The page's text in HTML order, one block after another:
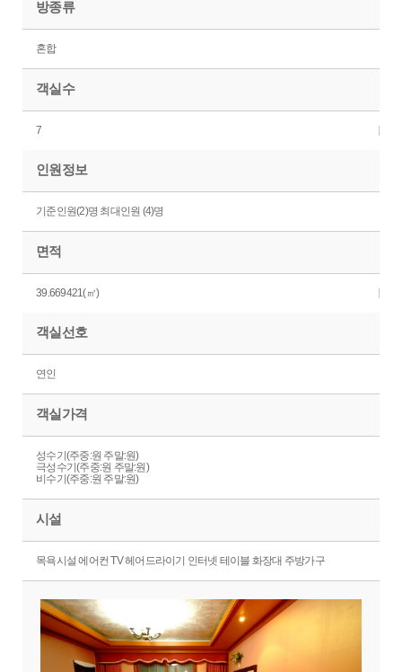
방종류
혼합
객실수
7
인원정보
기준인원(2)명 최대인원 (4)명
면적
39.669421(㎡)
객실선호
연인
객실가격
성수기(주중:원 주말:원)
극성수기(주중:원 주말:원)
비수기(주중:원 주말:원)
시설
목욕시설 에어컨 TV 헤어드라이기 인터넷 테이블 화장대 주방가구